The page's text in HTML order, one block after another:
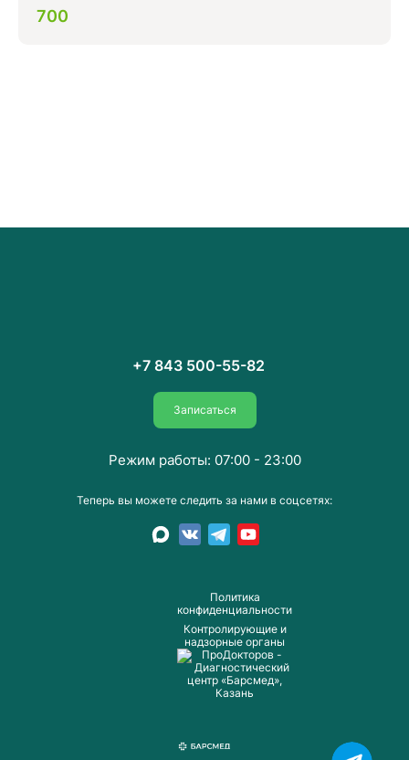
700
Пoлитика
конфиденциальности
Контролирующие и
надзорные органы
+7 843 500-55-82
Записаться
Теперь вы можете следить за нами в соцсетях:
Режим работы: 07:00 - 23:00